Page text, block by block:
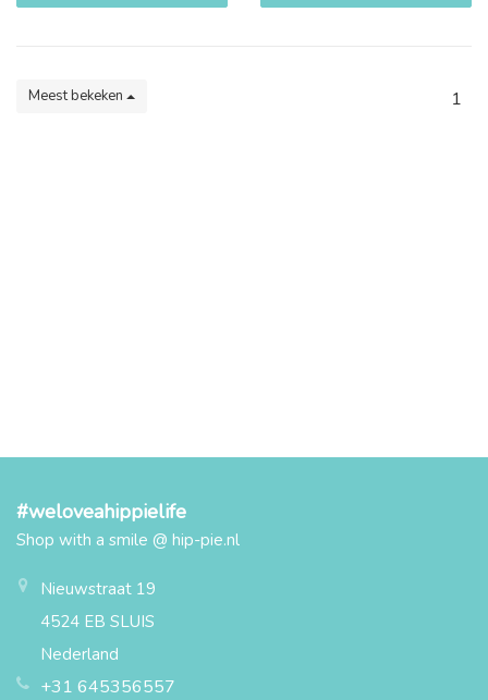
Meest bekeken 1
#weloveahippielife
Shop with a smile @ hip-pie.nl
Nieuwstraat 19
4524 EB SLUIS
Nederland
+31 645356557